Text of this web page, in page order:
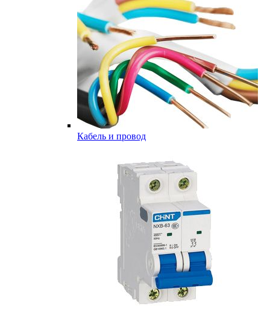
Кабель и провод